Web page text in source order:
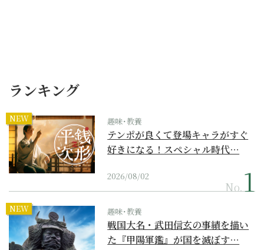
ランキング
NEW 趣味･教養
テンポが良くて登場キャラがすぐ
好きになる！スペシャル時代…
2026/08/02
No.
NEW 趣味･教養
戦国大名・武田信玄の事績を描い
た『甲陽軍鑑』が国を滅ぼす…